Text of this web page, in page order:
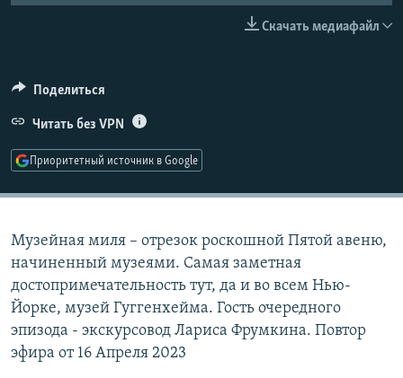
СОЦИАЛЬНЫЕ СЕТИ
Скачать медиафайл
Поделиться
Читать без VPN
Приоритетный источник в Google
Музейная миля – отрезок роскошной Пятой авеню,
начиненный музеями. Самая заметная
достопримечательность тут, да и во всем Нью-
Йорке, музей Гуггенхейма. Гость очередного
эпизода - экскурсовод Лариса Фрумкина. Повтор
эфира от 16 Апреля 2023